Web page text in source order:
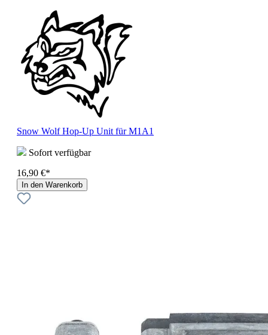
Snow Wolf Hop-Up Unit für M1A1
Sofort verfügbar
16,90 €*
In den Warenkorb